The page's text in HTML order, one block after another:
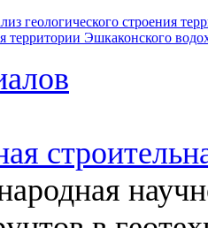
территории Эшкаконского